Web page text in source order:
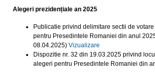
Alegeri prezidențiale an 2025
Publicatie privind delimitare sectii de
pentru Presedintele Romaniei din anul
08.04.2025) Vizualizare
Dispozitie nr. 32 din 19.03.2025 privind
alegeri pentru Presedintele Romaniei din